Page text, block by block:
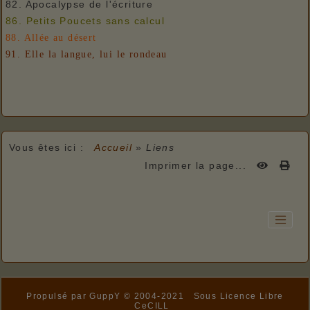
82. Apocalypse de l'écriture
86. Petits Poucets sans calcul
88. Allée au désert
91. Elle la langue, lui le rondeau
Vous êtes ici : Accueil » Liens
Imprimer la page...
Propulsé par GuppY © 2004-2021
Sous Licence Libre
CeCILL